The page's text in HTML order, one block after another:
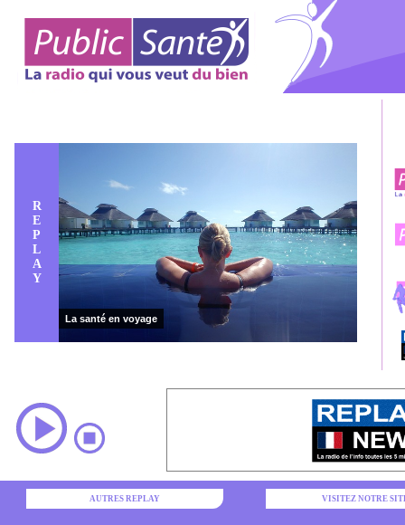
R
E
P
L
A
Y
La santé en voyage
AUTRES REPLAY VISITEZ NOTRE